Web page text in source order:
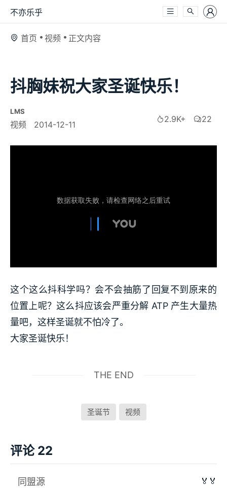
不亦乐乎
首页 视频 正文内容
抖胸妹祝大家圣诞快乐！
LMS
视频 2014-12-11
2.9K+ 22
这个这么抖科学吗？会不会抽筋了回复不到原来的
位置上呢？这么抖应该会严重分解 ATP 产生大量热
量吧，这样圣诞就不怕冷了。
大家圣诞快乐！
THE END
圣诞节 视频
评论 22
同盟源 🏅🏅